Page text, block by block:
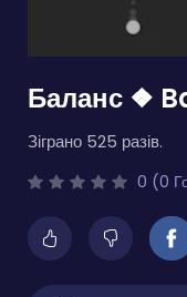
Баланс ❖
Зіграно 525 разів.
0 (0